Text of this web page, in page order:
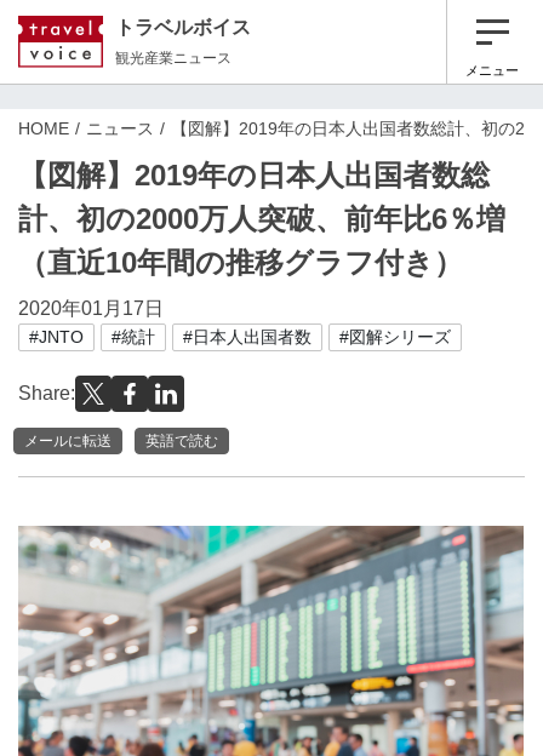
トラベルボイス
観光産業ニュース
メニュー
HOME ニュース 【図解】2019年の日本人出国者数総計、初の
【図解】2019年の日本人出国者数総
計、初の2000万人突破、前年比6％増
（直近10年間の推移グラフ付き）
2020年01月17日
#JNTO #統計 #日本人出国者数 #図解シリーズ
Share:
メールに転送 英語で読む